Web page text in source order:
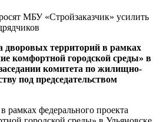
дворовых территорий в рамках
комфортной городской среды» в
комитета по жилищно-
под председательством
рамках федерального проекта